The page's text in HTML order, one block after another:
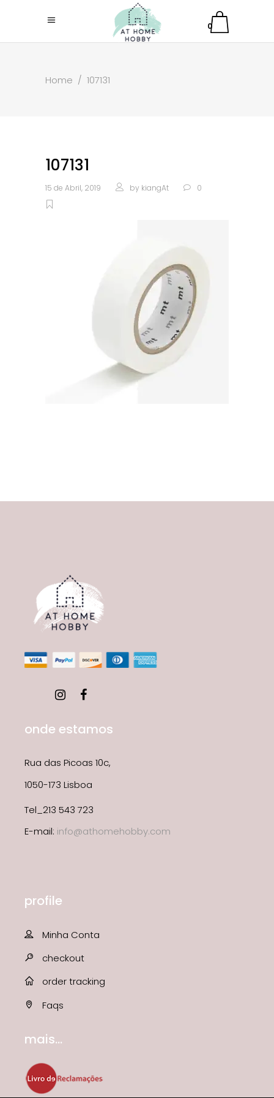
0
Home / 107131
107131
15 de Abril, 2019 by kiangAt 0
onde estamos
Rua das Picoas 10c,
1050-173 Lisboa
Tel_213 543 723
E-mail: info@athomehobby.com
profile
Minha Conta
checkout
order tracking
Faqs
mais...